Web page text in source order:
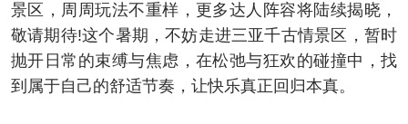
景区，周周玩法不重样，更多达人阵容将陆续揭晓，
敬请期待!这个暑期，不妨走进三亚千古情景区，暂时
抛开日常的束缚与焦虑，在松弛与狂欢的碰撞中，找
到属于自己的舒适节奏，让快乐真正回归本真。